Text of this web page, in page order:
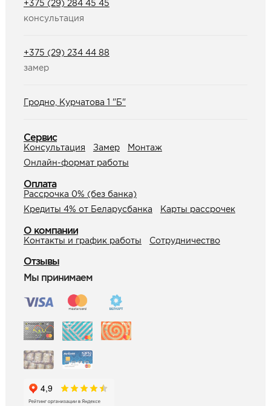
+375 (29) 284 45 45
консультация
+375 (29) 234 44 88
замер
Гродно, Курчатова 1 "Б"
Сервис
Консультация Замер
Монтаж
Онлайн-формат работы
Оплата
Рассрочка 0% (без банка)
Кредиты 4% от Беларусбанка
Карты рассрочек
О компании
Контакты и график работы Сотрудничество
Отзывы
Мы принимаем